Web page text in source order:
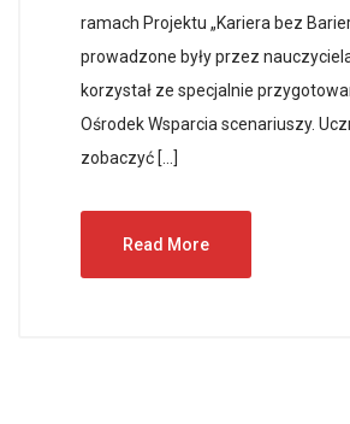
ramach Projektu „Kariera bez
prowadzone były przez
korzystał ze specjalnie
Ośrodek Wsparcia scenariuszy.
zobaczyć […]
Read More